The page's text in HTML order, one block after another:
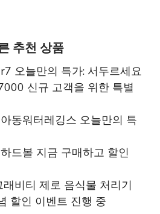
추천 상품
오늘만의 특가: 서두르세요
신규 고객을 위한 특별
동워터레깅스 오늘만의 특
드볼 지금 구매하고 할인
비티 제로 음식물 처리기
할인 이벤트 진행 중